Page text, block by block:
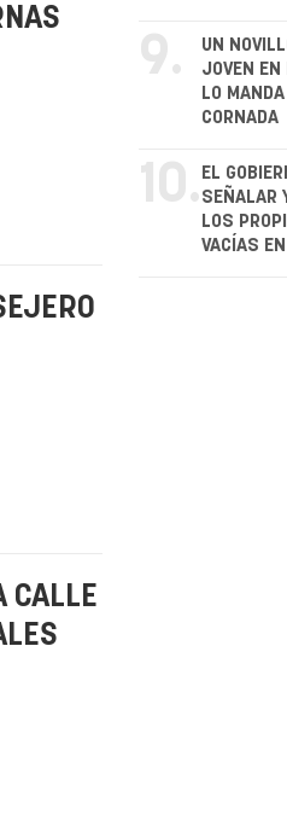
CALLE
9.
UN
JOVEN EN
LO
CORNADA
10. EL
SEÑALAR
LOS
VACÍAS